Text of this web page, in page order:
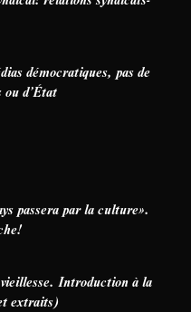
démocratiques, pas de
ou d’État
passera par la culture».
Introduction à la
extraits)